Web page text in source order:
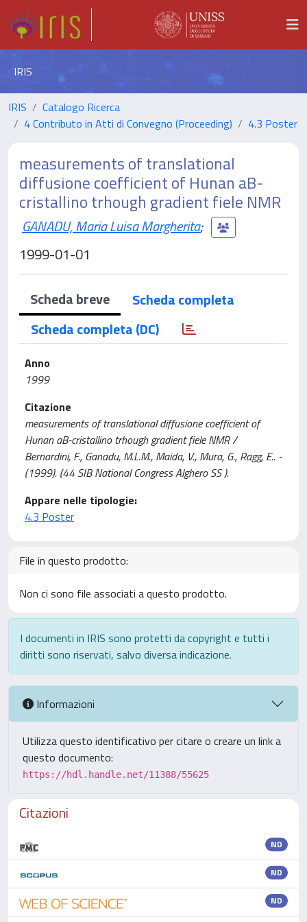
IRIS
IRIS
Catalogo Ricerca
4 Contributo in Atti di Convegno (Proceeding)
4.3 Poster
measurements of translational
diffusione coefficient of Hunan aB-
cristallino trhough gradient fiele NMR
GANADU, Maria Luisa Margherita;
1999-01-01
Scheda breve
Scheda completa
Scheda completa (DC)
Anno
1999
Citazione
measurements of translational diffusione coefficient of
Hunan aB-cristallino trhough gradient fiele NMR /
Bernardini, F., Ganadu, M.L.M., Maida, V., Mura, G., Ragg, E.. -
(1999). (44 SIB National Congress Alghero SS ).
Appare nelle tipologie:
4.3 Poster
File in questo prodotto:
Non ci sono file associati a questo prodotto.
I documenti in IRIS sono protetti da copyright e tutti i
diritti sono riservati, salvo diversa indicazione.
Informazioni
Utilizza questo identificativo per citare o creare un link a
questo documento:
https://hdl.handle.net/11388/55625
Citazioni
ND
ND
ND